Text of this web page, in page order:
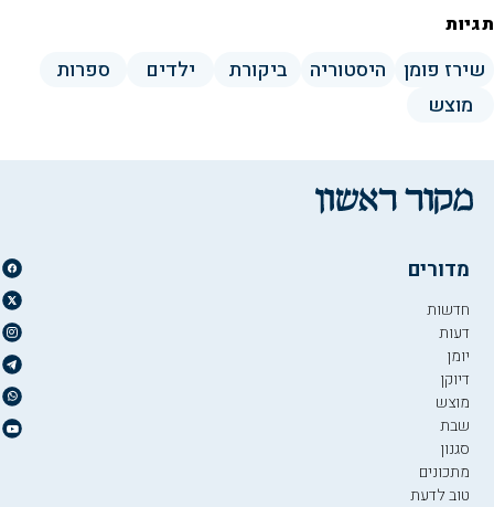
תגיות
שירז פומן היסטוריה ביקורת ילדים
ספרות
מוצש
מדורים
חדשות
דעות
יומן
דיוקן
מוצש
שבת
סגנון
מתכונים
טוב לדעת